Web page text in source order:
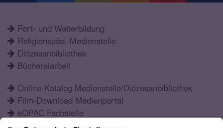
Fort- und Weiterbildung
Religionspäd. Medienstelle
Diözesanbibliothek
Büchereiarbeit
Online-Katalog Medienstelle/Diözesanbibliothek
Film-Download Medienportal
eOPAC Fachstelle